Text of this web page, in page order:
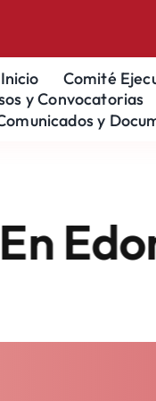
Inicio Comité
y Convocatorias
y